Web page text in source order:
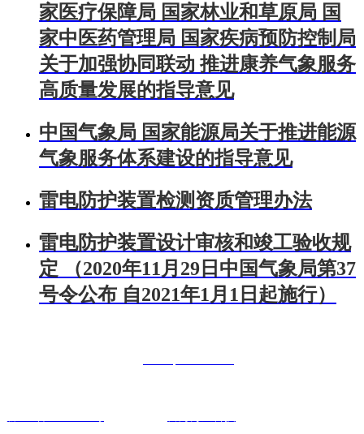
家医疗保障局 国家林业和草原局 国
家中医药管理局 国家疾病预防控制局
关于加强协同联动 推进康养气象服务
高质量发展的指导意见
中国气象局 国家能源局关于推进能源
气象服务体系建设的指导意见
雷电防护装置检测资质管理办法
雷电防护装置设计审核和竣工验收规
定 （2020年11月29日中国气象局第37
号令公布 自2021年1月1日起施行）